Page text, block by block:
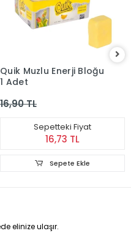
Quik Muzlu Enerji Bloğu
1 Adet
16,90 TL
Sepetteki Fiyat
16,73 TL
Sepete Ekle
elinize ulaşır.